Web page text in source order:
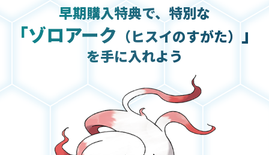
早期購入特典で、特別な
｢ゾロアーク （ヒスイのすがた） ｣
を手に入れよう